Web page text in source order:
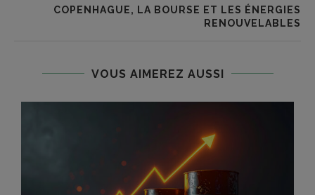
COPENHAGUE, LA BOURSE ET LES ÉNERGIES
RENOUVELABLES
VOUS AIMEREZ AUSSI